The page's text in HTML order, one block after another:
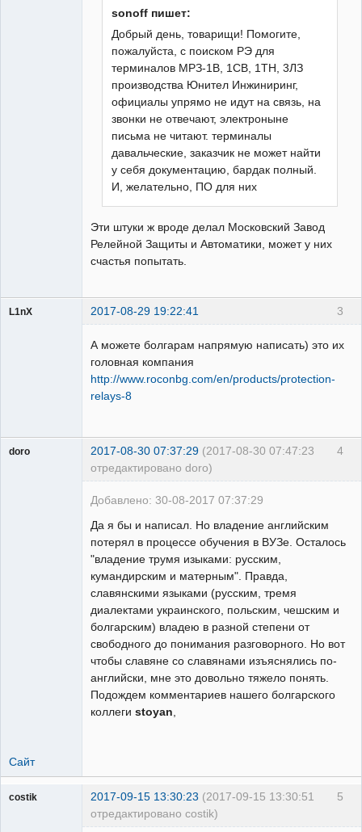
sonoff пишет:
Добрый день, товарищи! Помогите,
пожалуйста, с поиском РЭ для
терминалов МРЗ-1В, 1СВ, 1ТН, 3ЛЗ
производства Юнител Инжиниринг,
официалы упрямо не идут на связь, на
звонки не отвечают, электроныне
письма не читают. терминалы
давальческие, заказчик не может найти
у себя документацию, бардак полный.
И, желательно, ПО для них
Эти штуки ж вроде делал Московский Завод
Релейной Защиты и Автоматики, может у них
счастья попытать.
3
L1nX 2017-08-29 19:22:41
А можете болгарам напрямую написать) это их
головная компания
http://www.roconbg.com/en/products/protection-
relays-8
4
doro 2017-08-30 07:37:29 (2017-08-30 07:47:23
отредактировано doro)
Добавлено: 30-08-2017 07:37:29
Да я бы и написал. Но владение английским
потерял в процессе обучения в ВУЗе. Осталось
"владение трумя изыками: русским,
кумандирским и матерным". Правда,
славянскими языками (русским, тремя
диалектами украинского, польским, чешским и
болгарским) владею в разной степени от
свободного до понимания разговорного. Но вот
чтобы славяне со славянами изъяснялись по-
английски, мне это довольно тяжело понять.
Подождем комментариев нашего болгарского
коллеги stoyan
Сайт
5
costik 2017-09-15 13:30:23 (2017-09-15 13:30:51
отредактировано costik)